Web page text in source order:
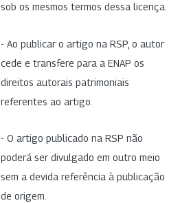
sob os mesmos termos dessa licença.
- Ao publicar o artigo na RSP, o autor
cede e transfere para a ENAP os
direitos autorais patrimoniais
referentes ao artigo.
- O artigo publicado na RSP não
poderá ser divulgado em outro meio
sem a devida referência à publicação
de origem.